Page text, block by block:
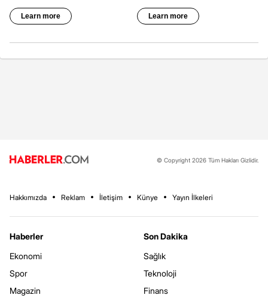
© Copyright 2026 Tüm Hakları Gizlidir.
Hakkımızda Reklam İletişim Künye Yayın İlkeleri
Haberler
Ekonomi
Spor
Magazin
Son Dakika
Sağlık
Teknoloji
Finans